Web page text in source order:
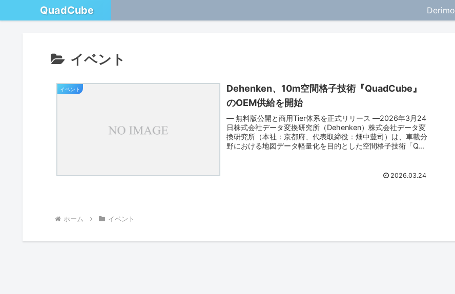
QuadCube Derimo
イベント
イベント
Dehenken、10m空間格子技術『QuadCube』
のOEM供給を開始
― 無料版公開と商用Tier体系を正式リリース ―2026年3月24
日株式会社データ変換研究所（Dehenken）株式会社データ変
換研究所（本社：京都府、代表取締役：畑中豊司）は、車載分
野における地図データ軽量化を目的とした空間格子技術「Q...
2026.03.24
ホーム イベント